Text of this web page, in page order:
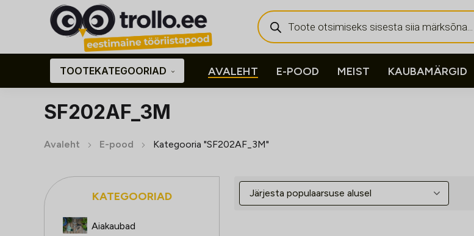
Products
search
TOOTEKATEGOORIAD AVALEHT E-POOD MEIST KAUBAMÄRGID
SF202AF_3M
Avaleht E-pood Kategooria "SF202AF_3M"
KATEGOORIAD
Aiakaubad